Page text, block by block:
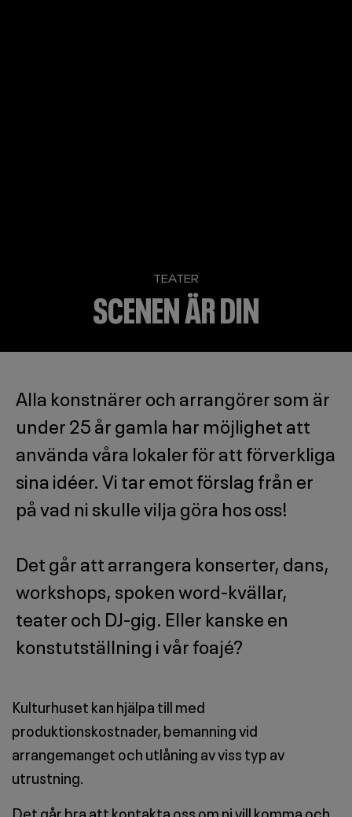
TEATER
SCENEN ÄR DIN
Alla konstnärer och arrangörer som är
under 25 år gamla har möjlighet att
använda våra lokaler för att förverkliga
sina idéer. Vi tar emot förslag från er
på vad ni skulle vilja göra hos oss!
Det går att arrangera konserter, dans,
workshops, spoken word-kvällar,
teater och DJ-gig. Eller kanske en
konstutställning i vår foajé?
Kulturhuset kan hjälpa till med
produktionskostnader, bemanning vid
arrangemanget och utlåning av viss typ av
utrustning.
Det går bra att kontakta oss om ni vill komma och